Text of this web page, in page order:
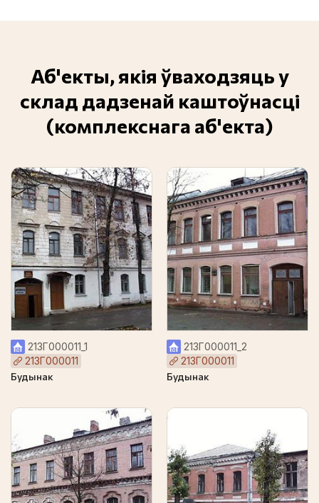
Аб'екты, якія ўваходзяць у
склад дадзенай каштоўнасці
(комплекснага аб'екта)
213Г000011_1
213Г000011
Будынак
213Г000011_2
213Г000011
Будынак